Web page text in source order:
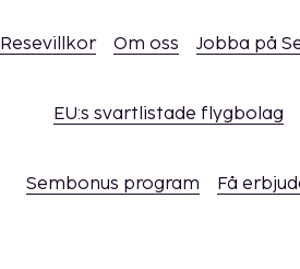
Resevillkor Om oss Jobba på
EU:s svartlistade flygbolag
Sembonus program Få